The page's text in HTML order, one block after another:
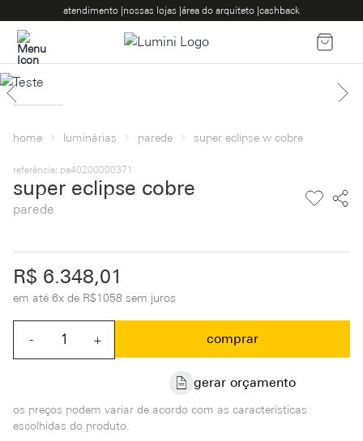
atendimento |nossas lojas |área do arquiteto |cashback
home luminárias parede super eclipse w cobre
referência: pa40200000371
super eclipse cobre
parede
R$ 6.348,01
em até 6x de R$1058 sem juros
- + comprar
gerar orçamento
os preços podem variar de acordo com as características
escolhidas do produto.